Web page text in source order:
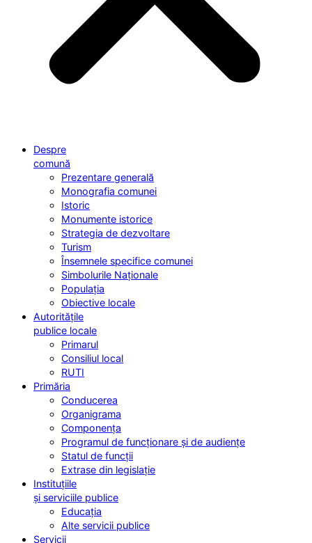
Despre
comună
Prezentare generală
Monografia comunei
Istoric
Monumente istorice
Strategia de dezvoltare
Turism
Însemnele specifice comunei
Simbolurile Naționale
Populația
Obiective locale
Autoritățile
publice locale
Primarul
Consiliul local
RUTI
Primăria
Conducerea
Organigrama
Componența
Programul de funcționare și de audiențe
Statul de funcții
Extrase din legislație
Instituțiile
și serviciile publice
Educația
Alte servicii publice
Servicii